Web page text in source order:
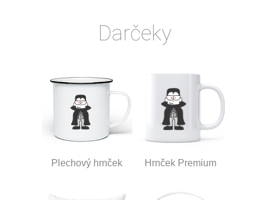
Darčeky
Plechový hrnček Hrnček Premium